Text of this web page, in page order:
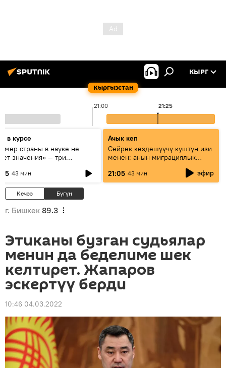
Кыргызстан
КЫРГ
21:00 21:25
в курсе
страны в науке не
значения» — три
и Кыргызстана в
43 мин
Ачык кеп
Сейрек кездешүүчү куштун изи
менен: анын миграциялык
жолу эмнеден кабар берет?
21:05 43 мин эфир
Кечээ Бүгүн
г. Бишкек 89.3
Этиканы бузган судьялар
менин да беделиме шек
келтирет. Жапаров
эскертүү берди
10:46 04.03.2022